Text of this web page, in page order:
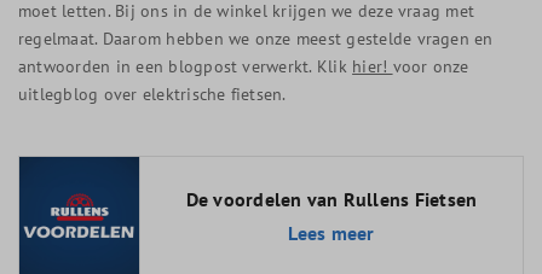
moet letten. Bij ons in de winkel krijgen we deze vraag met
regelmaat. Daarom hebben we onze meest gestelde vragen en
antwoorden in een blogpost verwerkt. Klik hier! voor onze
uitlegblog over elektrische fietsen.
De voordelen van Rullens Fietsen
Lees meer